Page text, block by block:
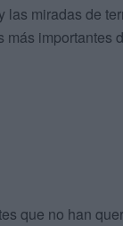
las miradas de
más importantes
que no han